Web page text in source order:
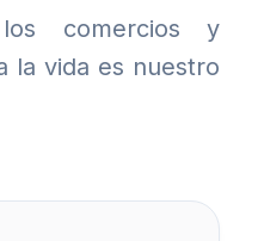
comercios y
la vida es nuestro